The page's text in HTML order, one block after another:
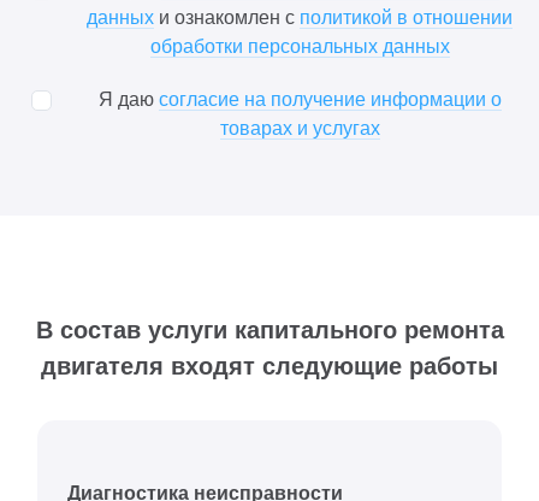
данных и ознакомлен с политикой в отношении
обработки персональных данных
Я даю согласие на получение информации о
товарах и услугах
В состав услуги капитального ремонта
двигателя входят следующие работы
Диагностика неисправности